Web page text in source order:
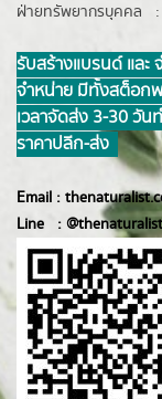
ฝ่ายทรัพยากรบุคคล :
รับสร้างแบรนด์ แล
จำหน่าย มีทั้งสต็อกพ
เวลาจัดส่ง 3-30 วั
ราคาปลีก-ส่ง
Email :
Line : @thenaturalist